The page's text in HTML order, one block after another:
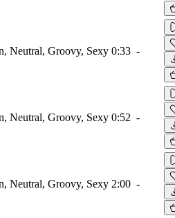
Neutral, Groovy, Sexy 0:33 -
Neutral, Groovy, Sexy 0:52 -
Neutral, Groovy, Sexy 2:00 -